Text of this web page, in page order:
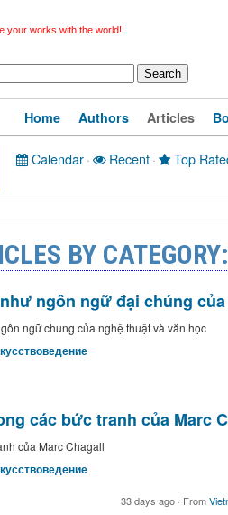
your works with the world!
Home Authors Articles
Calendar· Recent· Top
BY
ngôn ngữ đại chúng
ngữ chung của nghệ thuật và văn học
các bức tranh của Marc
của Marc Chagall
33 days ago · From